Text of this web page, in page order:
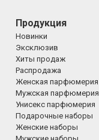
Продукция
Новинки
Эксклюзив
Хиты продаж
Распродажа
Женская парфюмерия
Мужская парфюмерия
Унисекс парфюмерия
Подарочные наборы
Женские наборы